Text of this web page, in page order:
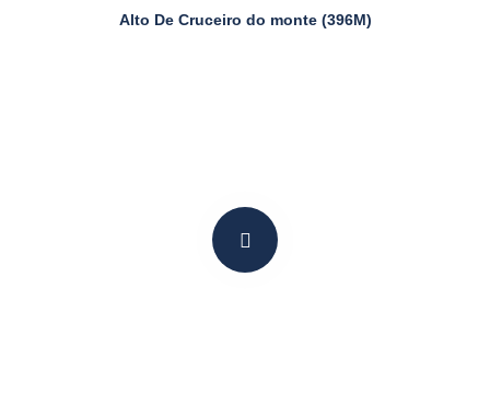
Alto De Cruceiro do monte (396M)